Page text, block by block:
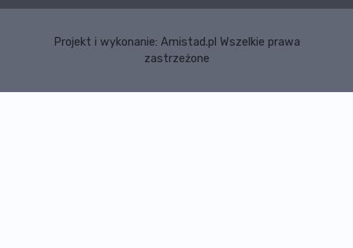
Projekt i wykonanie: Amistad.pl Wszelkie prawa
zastrzeżone